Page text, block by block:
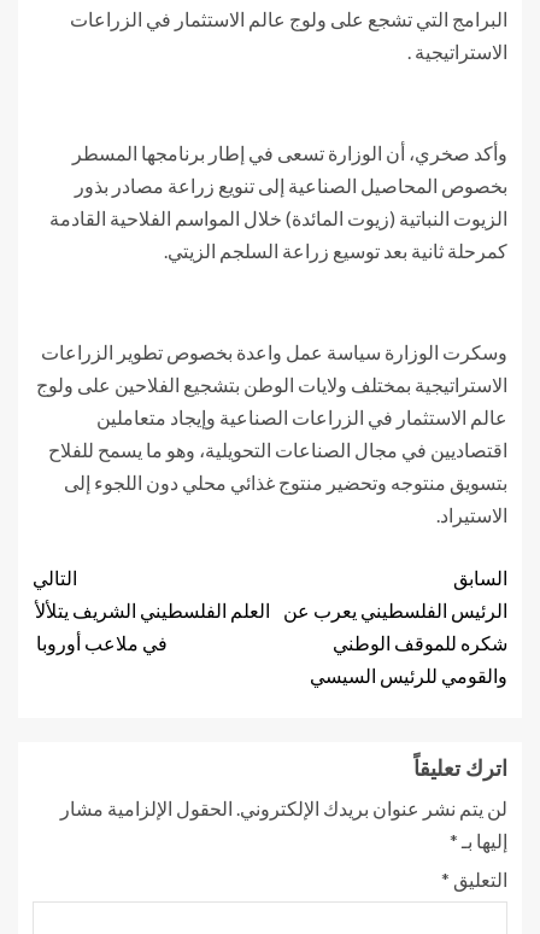
البرامج التي تشجع على ولوج عالم الاستثمار في الزراعات
الاستراتيجية .
وأكد صخري، أن الوزارة تسعى في إطار برنامجها المسطر
بخصوص المحاصيل الصناعية إلى تنويع زراعة مصادر بذور
الزيوت النباتية (زيوت المائدة) خلال المواسم الفلاحية القادمة
كمرحلة ثانية بعد توسيع زراعة السلجم الزيتي.
وسكرت الوزارة سياسة عمل واعدة بخصوص تطوير الزراعات
الاستراتيجية بمختلف ولايات الوطن بتشجيع الفلاحين على ولوج
عالم الاستثمار في الزراعات الصناعية وإيجاد متعاملين
اقتصاديين في مجال الصناعات التحويلية، وهو ما يسمح للفلاح
بتسويق منتوجه وتحضير منتوج غذائي محلي دون اللجوء إلى
الاستيراد.
السابق
الرئيس الفلسطيني يعرب عن
شكره للموقف الوطني
والقومي للرئيس السيسي
التالي
العلم الفلسطيني الشريف يتلألأ
في ملاعب أوروبا
اترك تعليقاً
لن يتم نشر عنوان بريدك الإلكتروني. الحقول الإلزامية مشار
إليها بـ *
التعليق *